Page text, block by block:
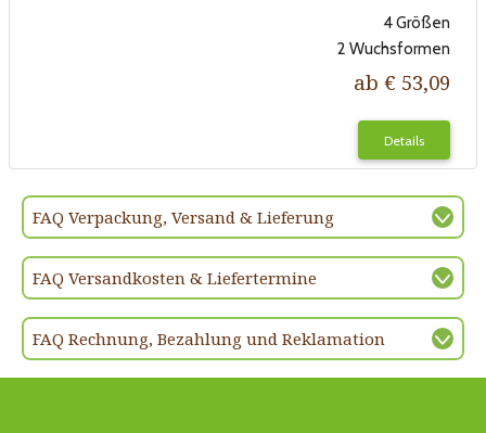
4 Größen
2 Wuchsformen
ab € 53,09
Details
FAQ Verpackung, Versand & Lieferung
FAQ Versandkosten & Liefertermine
FAQ Rechnung, Bezahlung und Reklamation